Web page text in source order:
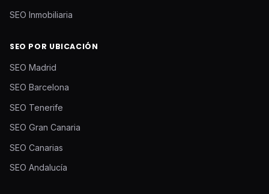
SEO Inmobiliaria
SEO POR UBICACIÓN
SEO Madrid
SEO Barcelona
SEO Tenerife
SEO Gran Canaria
SEO Canarias
SEO Andalucía